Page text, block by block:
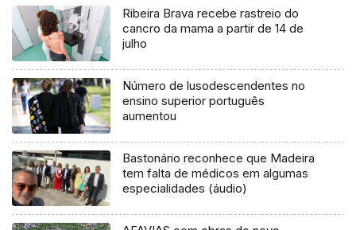
Ribeira Brava recebe rastreio do
cancro da mama a partir de 14 de
julho
Número de lusodescendentes no
ensino superior português
aumentou
Bastonário reconhece que Madeira
tem falta de médicos em algumas
especialidades (áudio)